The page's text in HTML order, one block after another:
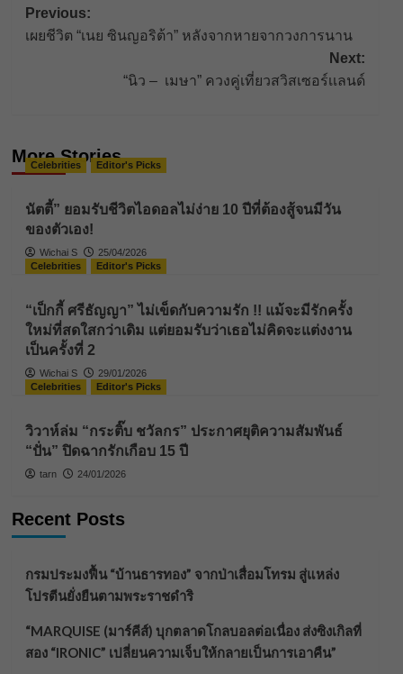
Post
navigation
Previous:
เผยชีวิต “เนย ซินญอริต้า” หลังจากหายจากวงการนาน
Next:
“นิว – เมษา” ควงคู่เที่ยวสวิสเซอร์เเลนด์
More Stories
Celebrities Editor's Picks
นัตตี้” ยอมรับชีวิตไอดอลไม่ง่าย 10 ปีที่ต้องสู้จนมีวัน
ของตัวเอง!
Wichai S
25/04/2026
Celebrities
Editor's Picks
“เป็กกี้ ศรีธัญญา” ไม่เข็ดกับความรัก !! แม้จะมีรักครั้ง
ใหม่ที่สดใสกว่าเดิม แต่ยอมรับว่าเธอไม่คิดจะแต่งงาน
เป็นครั้งที่ 2
Wichai S
29/01/2026
Celebrities
Editor's Picks
วิวาห์ล่ม “กระติ๊บ ชวัลกร” ประกาศยุติความสัมพันธ์
“ปั่น” ปิดฉากรักเกือบ 15 ปี
tarn 24/01/2026
Recent Posts
กรมประมงฟื้น “บ้านธารทอง” จากป่าเสื่อมโทรม สู่แหล่ง
โปรตีนยั่งยืนตามพระราชดำริ
“MARQUISE (มาร์คีส์) บุกตลาดโกลบอลต่อเนื่อง ส่งซิงเกิลที่
สอง “IRONIC” เปลี่ยนความเจ็บให้กลายเป็นการเอาคืน”